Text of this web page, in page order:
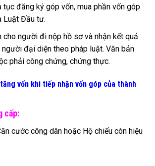
tục đăng ký góp vốn, mua phần vốn góp
Luật Đầu tư.
cho người đi nộp hồ sơ và nhận kết quả
người đại diện theo pháp luật. Văn bản
phải công chứng, chứng thực.
vốn khi tiếp nhận vốn góp của thành
cấp:
cước công dân hoặc Hộ chiếu còn hiệu